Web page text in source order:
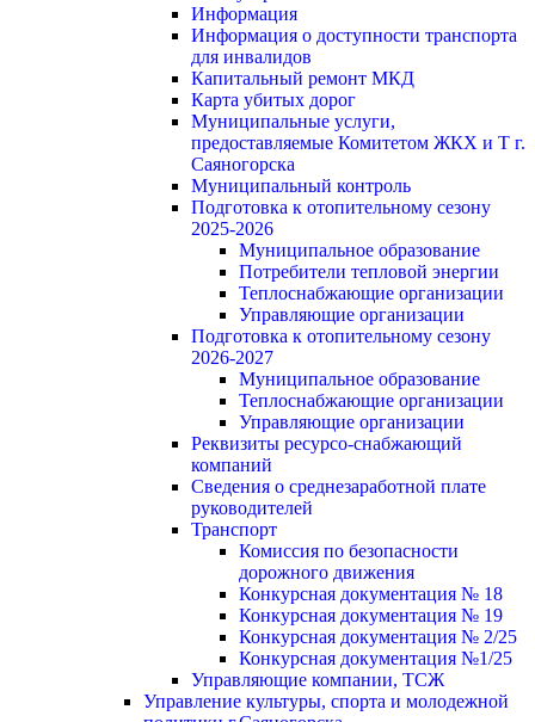
Информация
Информация о доступности транспорта
для инвалидов
Капитальный ремонт МКД
Карта убитых дорог
Муниципальные услуги,
предоставляемые Комитетом ЖКХ и Т г.
Саяногорска
Муниципальный контроль
Подготовка к отопительному сезону
2025-2026
Муниципальное образование
Потребители тепловой энергии
Теплоснабжающие организации
Управляющие организации
Подготовка к отопительному сезону
2026-2027
Муниципальное образование
Теплоснабжающие организации
Управляющие организации
Реквизиты ресурсо-снабжающий
компаний
Сведения о среднезаработной плате
руководителей
Транспорт
Комиссия по безопасности
дорожного движения
Конкурсная документация № 18
Конкурсная документация № 19
Конкурсная документация № 2/25
Конкурсная документация №1/25
Управляющие компании, ТСЖ
Управление культуры, спорта и молодежной